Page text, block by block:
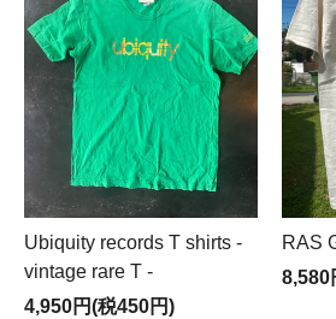
Ubiquity records T shirts -
vintage rare T -
4,950円(税450円)
RAS
8,580